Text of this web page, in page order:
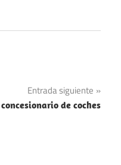
Entrada siguiente
de coches